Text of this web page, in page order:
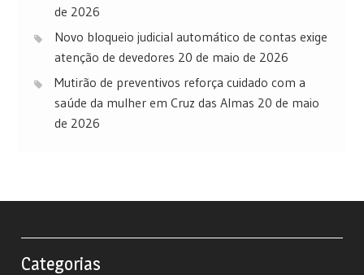
de 2026
Novo bloqueio judicial automático de contas exige
atenção de devedores 20 de maio de 2026
Mutirão de preventivos reforça cuidado com a
saúde da mulher em Cruz das Almas 20 de maio
de 2026
Categorias